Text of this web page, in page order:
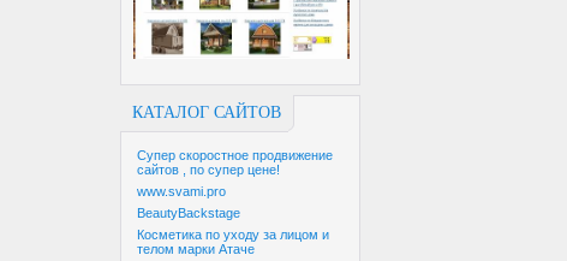
КАТАЛОГ САЙТОВ
Супер скоростное продвижение
сайтов , по супер цене!
www.svami.pro
BeautyBackstage
Косметика по уходу за лицом и
телом марки Атаче